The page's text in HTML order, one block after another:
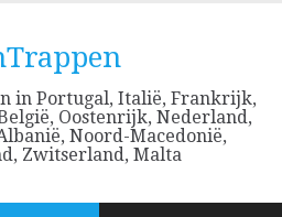
in Portugal, Italië, Frankrijk,
Oostenrijk, Nederland,
Noord-Macedonië,
Zwitserland, Malta